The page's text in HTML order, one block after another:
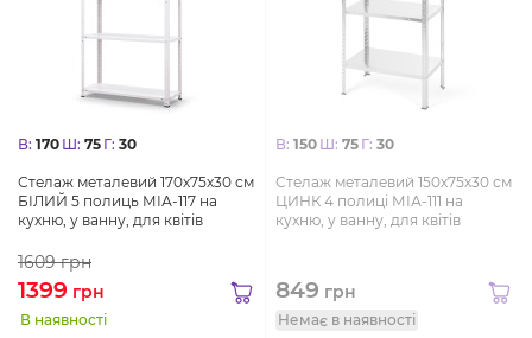
В: 170 Ш: 75 Г: 30
Стелаж металевий 170х75х30 см
БІЛИЙ 5 полиць МІА-117 на
кухню, у ванну, для квітів
1609грн
1399 грн
В наявності
В: 150 Ш: 75 Г: 30
Стелаж металевий 150х75х30 см
ЦИНК 4 полиці МІА-111 на
кухню, у ванну, для квітів
849 грн
Немає в наявності